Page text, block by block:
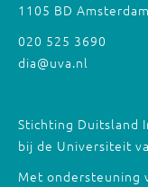
1105 BD Amsterdam
020 525 3690
dia@uva.nl
Stichting Duitsland
bij de Universiteit
Met ondersteuning